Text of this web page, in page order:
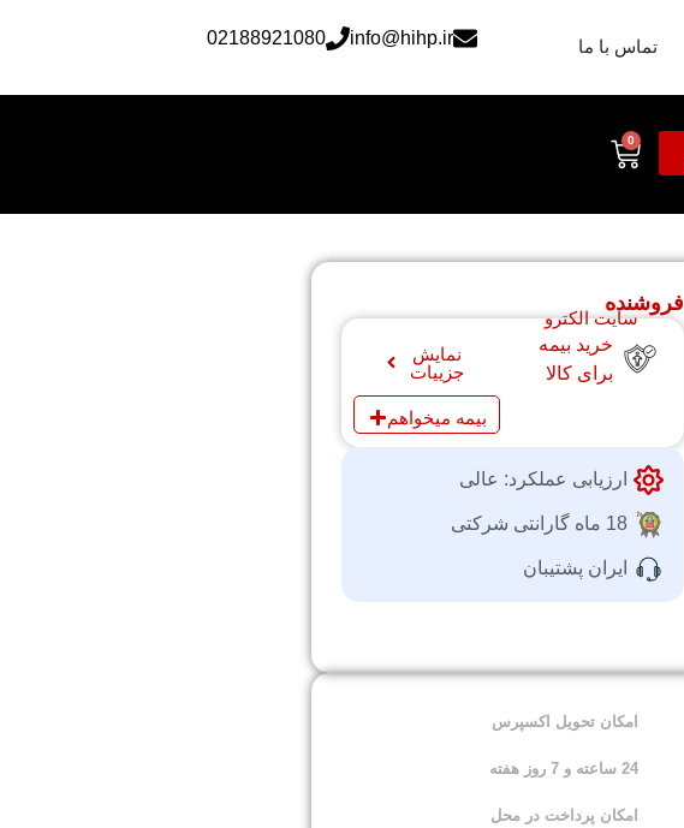
تماس با ما info@hihp.ir
02188921080
0
فروشنده
سایت الکترو
خرید بیمه
برای کالا
نمایش
جزییات
بیمه میخواهم
ارزیابی عملکرد: عالی
18 ماه گارانتی شرکتی
ایران پشتیبان
امکان تحویل اکسپرس
24 ساعته و 7 روز هفته
امکان پرداخت در محل